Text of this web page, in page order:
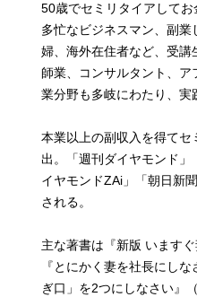
50歳でセミリタイアしてお
多忙なビジネスマン、副
婦、海外在住者など、受
師業、コンサルタント、ア
業分野も多岐にわたり、実
本業以上の副収入を得て
出。「週刊ダイヤモンド
イヤモンドZAi」「朝日新
される。
主な著書は『新版 います
『とにかく妻を社長にし
ぎ口」を2つにしなさい』